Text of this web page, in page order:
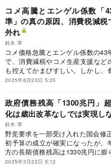
女性の就業の多い医療・介護やサ
遅れていることを考えても、女性
をいかに増やすかが男女の格差是
コメ高騰とエンゲル係数「
準」の真の原因、消費税減税
外れ
鈴木 準
コメ価格急騰とエンゲル係数の43
で、消費減税やコメ生産支援など
も控えてかまびすしい。しかし、
般的な値上がりのなか、消費全体
エンゲル係数上昇も消費性向の
だ。物価問題の本質を見据えた冷
が求められる。
2025年6月22日 5:25
政府債務残高「1300兆円」
化は歳出改革なしでは実現し
鈴木 準
野党要求を一部受け入れた国会修
初予算の成立が確実になったが、
方の長期債務残高は1330兆円に膨
高齢化で社会保障費などが増え続
2025年3月22日 5:12